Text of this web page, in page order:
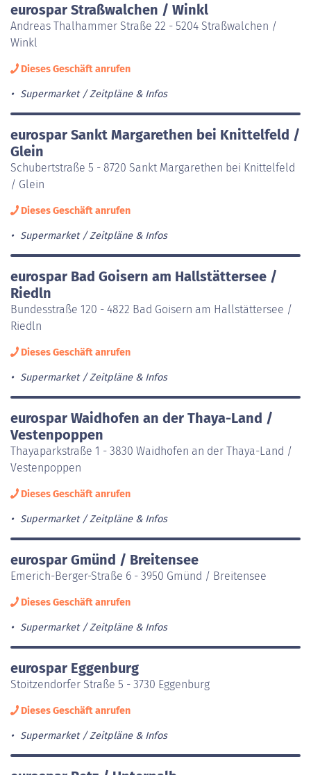
eurospar Straßwalchen / Winkl
Andreas Thalhammer Straße 22 - 5204 Straßwalchen /
Winkl
Dieses Geschäft anrufen
Supermarket Zeitpläne & Infos
eurospar Sankt Margarethen bei Knittelfeld /
Glein
Schubertstraße 5 - 8720 Sankt Margarethen bei Knittelfeld
/ Glein
Dieses Geschäft anrufen
Supermarket Zeitpläne & Infos
eurospar Bad Goisern am Hallstättersee /
Riedln
Bundesstraße 120 - 4822 Bad Goisern am Hallstättersee /
Riedln
Dieses Geschäft anrufen
Supermarket Zeitpläne & Infos
eurospar Waidhofen an der Thaya-Land /
Vestenpoppen
Thayaparkstraße 1 - 3830 Waidhofen an der Thaya-Land /
Vestenpoppen
Dieses Geschäft anrufen
Supermarket Zeitpläne & Infos
eurospar Gmünd / Breitensee
Emerich-Berger-Straße 6 - 3950 Gmünd / Breitensee
Dieses Geschäft anrufen
Supermarket Zeitpläne & Infos
eurospar Eggenburg
Stoitzendorfer Straße 5 - 3730 Eggenburg
Dieses Geschäft anrufen
Supermarket Zeitpläne & Infos